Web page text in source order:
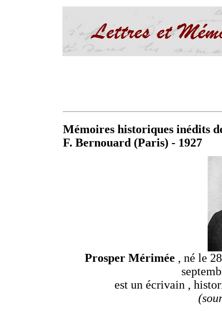
Mémoires historiques inédits
F. Bernouard (Paris) - 1927
Prosper Mérimée , né le
est un écrivain ,